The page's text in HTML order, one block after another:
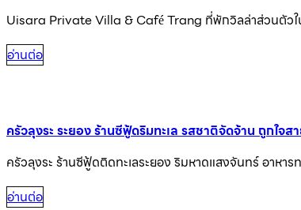
Uisara Private Villa & Café Trang ที่พักวิลล่าส่วนตัวใ
อ่านต่อ
ครัวลุงระ ระยอง ร้านซีฟู้ดริมทะเล รสชาติจัดจ้าน ถูกใจส
ครัวลุงระ ร้านซีฟู้ดติดทะเลระยอง ริมหาดแสงจันทร์ อาหาร
อ่านต่อ